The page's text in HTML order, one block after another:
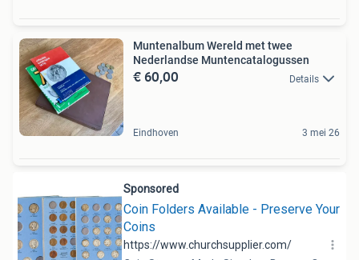
Muntenalbum Wereld met twee
Nederlandse Muntencatalogussen
€ 60,00 Details
Eindhoven 3 mei 26